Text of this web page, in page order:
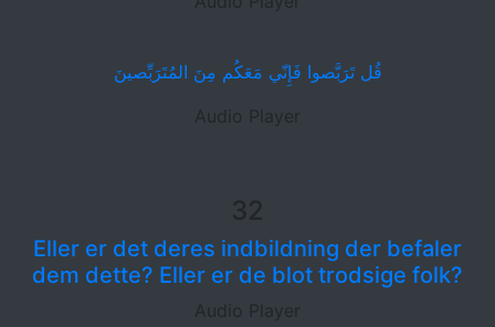
قُل تَرَبَّصوا فَإِنّي مَعَكُم مِنَ المُتَرَبِّصينَ
Audio Player
32
Eller er det deres indbildning der befaler
dem dette? Eller er de blot trodsige folk?
Audio Player